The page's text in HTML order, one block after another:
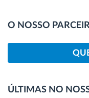
O NOSSO
ÚLTIMAS NO